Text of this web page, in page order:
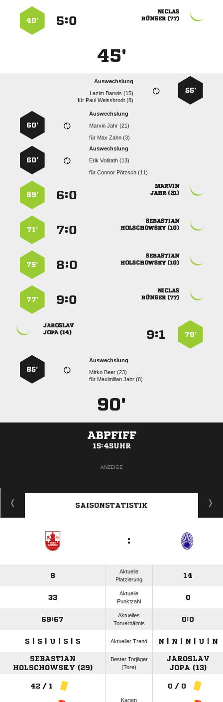

 
:
40’
45'
55’
Auswechslung
  
für   
Auswechslung
  
für   
60’
Auswechslung
  
für  
60’

 
:
69’

 
:
71’

 
:
75’

 
:
77’
79’
:

 
Auswechslung
  
für   
85’
90'
ABPFIFF
15:45UHR
ANZEIGE
SAISONSTATISTIK
:
8
Aktuelle
Platzierung
14
33
Aktuelle
Punktzahl
0
69:67
Aktuelles
Torverhältnis
0:0
S | S | U | S | S Aktueller Trend N | N | N | U | N
SEBASTIAN
HOLSCHOWSKY (29)
Bester Torjäger
(Tore)
JAROSLAV
JOPA (13)
42 / 1
Karten
0 / 0